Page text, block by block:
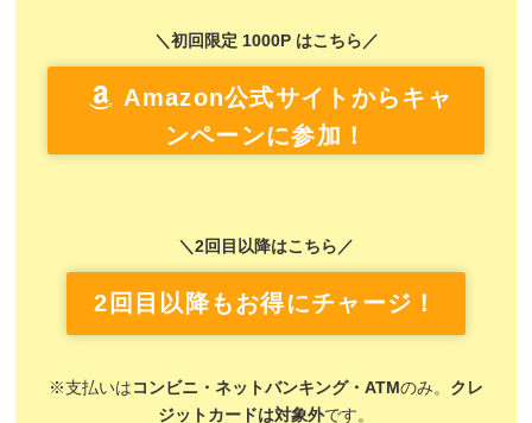
＼初回限定 1000P はこちら／
Amazon公式サイトからキャ
ンペーンに参加！
＼2回目以降はこちら／
2回目以降もお得にチャージ！
※支払いは コンビニ・ネットバンキング・ATMのみ。 クレ
ジットカードは対象外です。